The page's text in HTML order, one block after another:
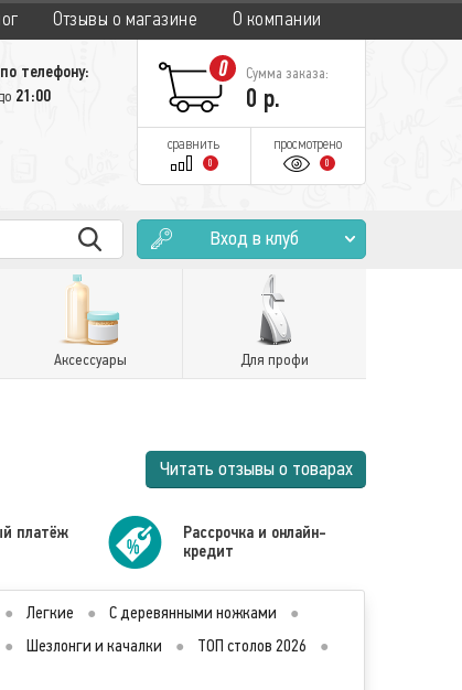
Отзывы о магазине О компании
телефону:
21:00
0 Сумма заказа:
0 р.
сравнить
0
просмотрено
0
Вход в клуб
Аксессуары Для профи
Читать отзывы о товарах
платёж
Рассрочка и онлайн-
кредит
● Легкие ● С деревянными ножками
●
● Шезлонги и качалки ● ТОП столов 2026
●